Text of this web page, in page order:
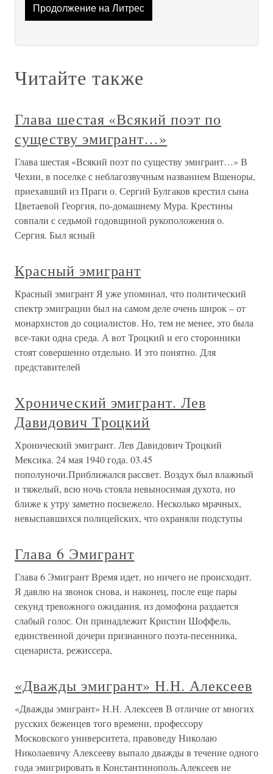
Продолжение на Литрес
Читайте также
Глава шестая «Всякий поэт по
существу эмигрант…»
Глава шестая «Всякий поэт по существу эмигрант…» В
Чехии, в поселке с неблагозвучным названием Вшеноры,
приехавший из Праги о. Сергий Булгаков крестил сына
Цветаевой Георгия, по-домашнему Мура. Крестины
совпали с седьмой годовщиной рукоположения о.
Сергия. Был ясный
Красный эмигрант
Красный эмигрант Я уже упоминал, что политический
спектр эмиграции был на самом деле очень широк – от
монархистов до социалистов. Но, тем не менее, это была
все-таки одна среда. А вот Троцкий и его сторонники
стоят совершенно отдельно. И это понятно. Для
представителей
Хронический эмигрант. Лев
Давидович Троцкий
Хронический эмигрант. Лев Давидович Троцкий
Мексика. 24 мая 1940 года. 03.45
пополуночи.Приближался рассвет. Воздух был влажный
и тяжелый, всю ночь стояла невыносимая духота, но
ближе к утру заметно посвежело. Несколько мрачных,
невыспавшихся полицейских, что охраняли подступы
Глава 6 Эмигрант
Глава 6 Эмигрант Время идет, но ничего не происходит.
Я давлю на звонок снова, и наконец, после еще пары
секунд тревожного ожидания, из домофона раздается
слабый голос. Он принадлежит Кристин Шоффель,
единственной дочери признанного поэта-песенника,
сценариста, режиссера,
«Дважды эмигрант» Н.Н. Алексеев
«Дважды эмигрант» Н.Н. Алексеев В отличие от многих
русских беженцев того времени, профессору
Московского университета, правоведу Николаю
Николаевичу Алексееву выпало дважды в течение одного
года эмигрировать в Константинополь.Алексеев не